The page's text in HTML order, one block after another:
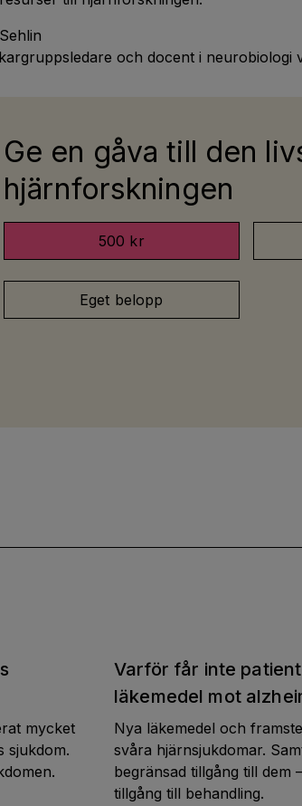
och docent i neurobiologi
Ge en gåva till den
hjärnforskningen
500 kr
Eget belopp
mycket
sjukdom.
Varför får inte
läkemedel mot
Nya läkemedel och
svåra hjärnsjukdomar.
begränsad tillgång till dem
tillgång till behandling.